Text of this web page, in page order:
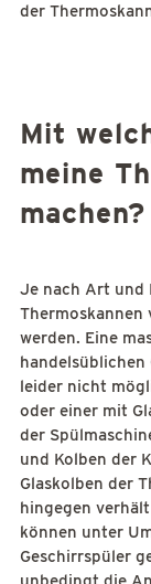
der
Mit
meine
machen?
Je nach Art und
Thermoskannen
werden. Eine
handelsüblichen
leider nicht
oder einer mit
der
und Kolben der
Glaskolben der
hingegen
können unter
Geschirrspüler